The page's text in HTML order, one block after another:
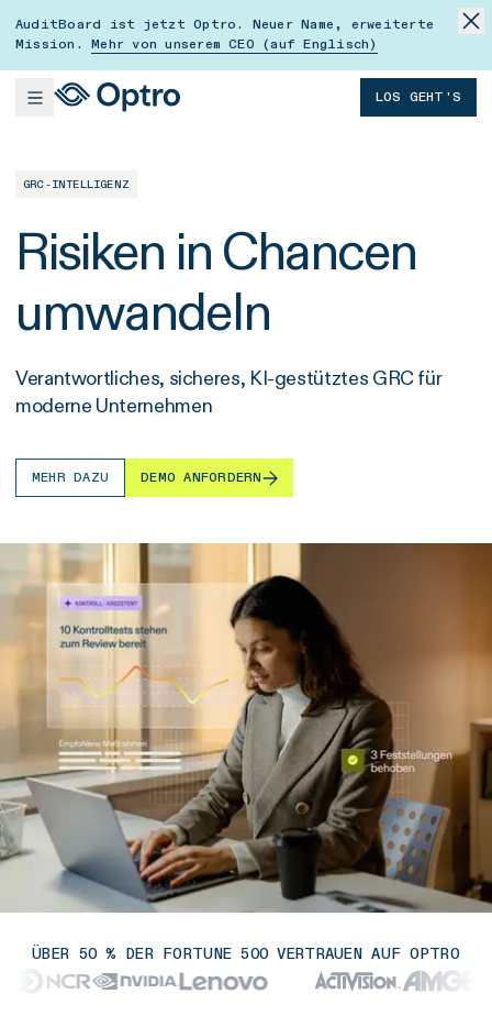
AuditBoard ist jetzt Optro. Neuer Name, erweiterte
Mission.
Mehr von unserem CEO (auf Englisch)
LOS GEHT'S
GRC-INTELLIGENZ
Risiken in Chancen
umwandeln
Verantwortliches, sicheres, KI-gestütztes GRC für
moderne Unternehmen
MEHR DAZU DEMO ANFORDERN
ÜBER 50 % DER FORTUNE 500 VERTRAUEN AUF OPTRO